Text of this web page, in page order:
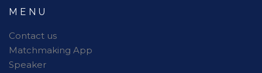
MENU
Contact us
Matchmaking App
Speaker